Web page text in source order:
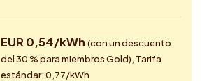
EUR 0,54/kWh (con un descuento
del 30 % para miembros Gold), Tarifa
estándar: 0,77/kWh